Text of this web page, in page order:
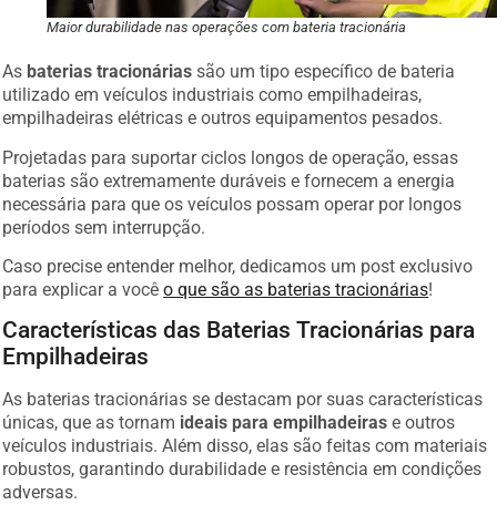
Maior durabilidade nas operações com bateria tracionária
As baterias tracionárias são um tipo específico de bateria
utilizado em veículos industriais como empilhadeiras,
empilhadeiras elétricas e outros equipamentos pesados.
Projetadas para suportar ciclos longos de operação, essas
baterias são extremamente duráveis e fornecem a energia
necessária para que os veículos possam operar por longos
períodos sem interrupção.
Caso precise entender melhor, dedicamos um post exclusivo
para explicar a vocêo que são as baterias tracionárias!
Características das Baterias Tracionárias para
Empilhadeiras
As baterias tracionárias se destacam por suas características
únicas, que as tornam ideais para empilhadeiras e outros
veículos industriais. Além disso, elas são feitas com materiais
robustos, garantindo durabilidade e resistência em condições
adversas.